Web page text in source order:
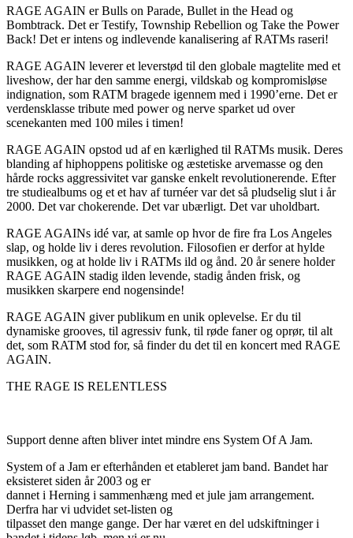
RAGE AGAIN er Bulls on Parade, Bullet in the Head og
Bombtrack. Det er Testify, Township Rebellion og Take the Power
Back! Det er intens og indlevende kanalisering af RATMs raseri!
RAGE AGAIN leverer et leverstød til den globale magtelite med et
liveshow, der har den samme energi, vildskab og kompromisløse
indignation, som RATM bragede igennem med i 1990’erne. Det er
verdensklasse tribute med power og nerve sparket ud over
scenekanten med 100 miles i timen!
RAGE AGAIN opstod ud af en kærlighed til RATMs musik. Deres
blanding af hiphoppens politiske og æstetiske arvemasse og den
hårde rocks aggressivitet var ganske enkelt revolutionerende. Efter
tre studiealbums og et et hav af turnéer var det så pludselig slut i år
2000. Det var chokerende. Det var ubærligt. Det var uholdbart.
RAGE AGAINs idé var, at samle op hvor de fire fra Los Angeles
slap, og holde liv i deres revolution. Filosofien er derfor at hylde
musikken, og at holde liv i RATMs ild og ånd. 20 år senere holder
RAGE AGAIN stadig ilden levende, stadig ånden frisk, og
musikken skarpere end nogensinde!
RAGE AGAIN giver publikum en unik oplevelse. Er du til
dynamiske grooves, til agressiv funk, til røde faner og oprør, til alt
det, som RATM stod for, så finder du det til en koncert med RAGE
AGAIN.
THE RAGE IS RELENTLESS
Support denne aften bliver intet mindre ens System Of A Jam.
System of a Jam er efterhånden et etableret jam band. Bandet har
eksisteret siden år 2003 og er
dannet i Herning i sammenhæng med et jule jam arrangement.
Derfra har vi udvidet set-listen og
tilpasset den mange gange. Der har været en del udskiftninger i